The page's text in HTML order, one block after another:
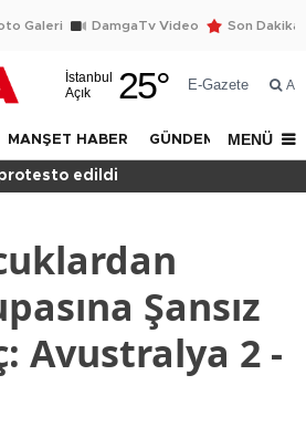
Galeri DamgaTv Video Son Dakika
İstanbul
Açık
25° E-Gazete Ara
MANŞET HABER GÜNDEM DÜNYA
MENÜ
Şansız
Avustralya 2 -